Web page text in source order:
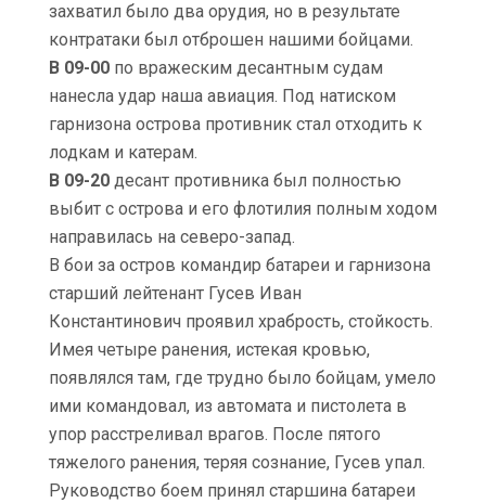
захватил было два орудия, но в результате
контратаки был отброшен нашими бойцами.
В 09-00 по вражеским десантным судам
нанесла удар наша авиация. Под натиском
гарнизона острова противник стал отходить к
лодкам и катерам.
В 09-20 десант противника был полностью
выбит с острова и его флотилия полным ходом
направилась на северо-запад.
В бои за остров командир батареи и гарнизона
старший лейтенант Гусев Иван
Константинович проявил храбрость, стойкость.
Имея четыре ранения, истекая кровью,
появлялся там, где трудно было бойцам, умело
ими командовал, из автомата и пистолета в
упор расстреливал врагов. После пятого
тяжелого ранения, теряя сознание, Гусев упал.
Руководство боем принял старшина батареи